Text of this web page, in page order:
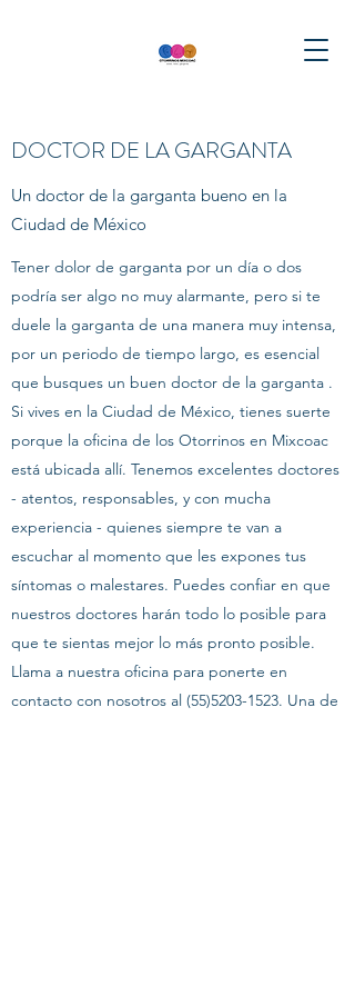
DOCTOR DE LA GARGANTA
Un doctor de la garganta bueno en la
Ciudad de México
Tener dolor de garganta por un día o dos
podría ser algo no muy alarmante, pero si te
duele la garganta de una manera muy intensa,
por un periodo de tiempo largo, es esencial
que busques un buen doctor de la garganta .
Si vives en la Ciudad de México, tienes suerte
porque la oficina de los Otorrinos en Mixcoac
está ubicada allí. Tenemos excelentes doctores
- atentos, responsables, y con mucha
experiencia - quienes siempre te van a
escuchar al momento que les expones tus
síntomas o malestares. Puedes confiar en que
nuestros doctores harán todo lo posible para
que te sientas mejor lo más pronto posible.
Llama a nuestra oficina para ponerte en
contacto con nosotros al (55)5203-1523. Una de